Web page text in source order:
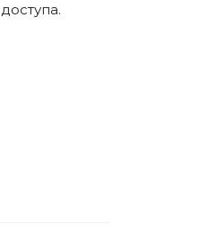
доступа.